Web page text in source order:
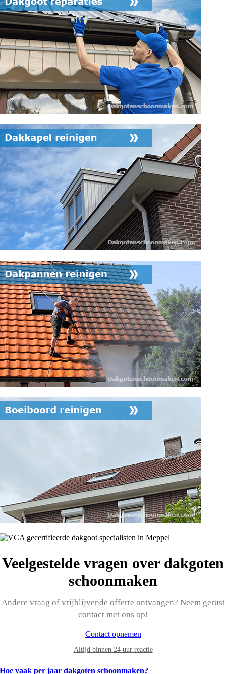
Veelgestelde vragen over dakgoten
schoonmaken
Andere vraag of vrijblijvende offerte ontvangen? Neem gerust
contact met ons op!
Contact opnemen
Altijd binnen 24 uur reactie
Hoe vaak per jaar dakgoten schoonmaken?